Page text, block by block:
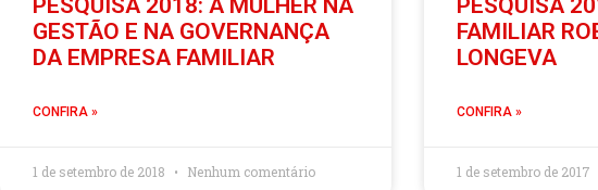
GESTÃO E NA GOVERNANÇA
DA EMPRESA FAMILIAR
CONFIRA »
1 de setembro de 2018 Nenhum comentário
FAMILIAR
LONGEVA
CONFIRA »
1 de setembro de 2017